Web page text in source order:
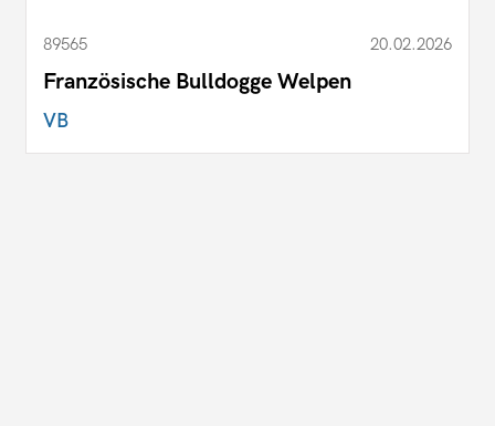
89565 20.02.2026
Französische Bulldogge Welpen
VB